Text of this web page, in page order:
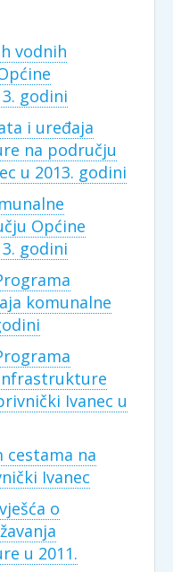
vodnih
godini
i uređaja
na području
u 2013. godini
Općine
godini
komunalne
Ivanec u
cestama na
Ivanec
o
u 2011.